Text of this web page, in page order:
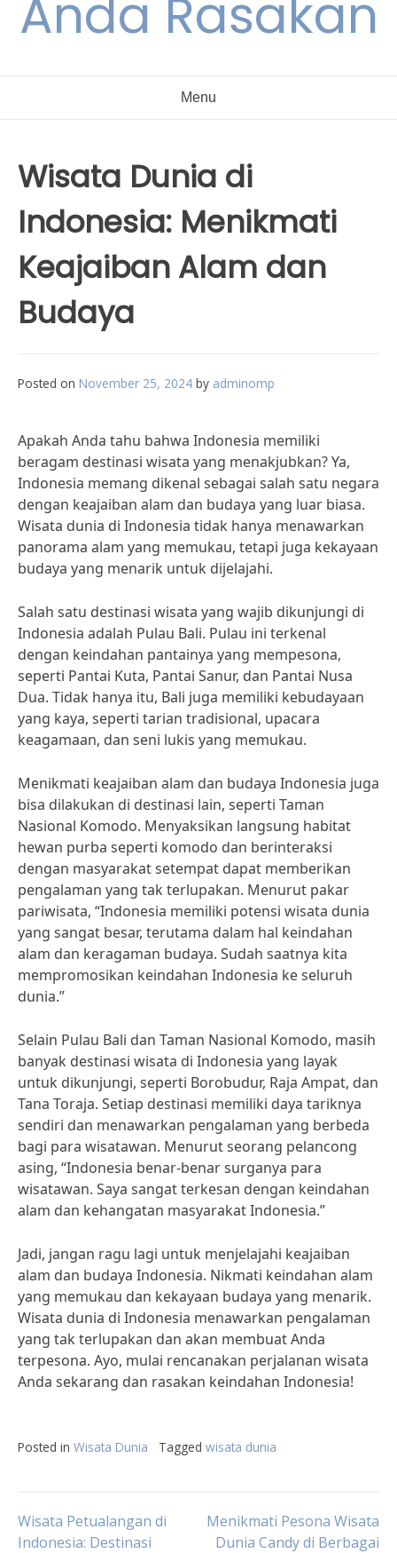
Anda Rasakan
Menu
Wisata Dunia di
Indonesia: Menikmati
Keajaiban Alam dan
Budaya
Posted on November 25, 2024 by adminomp
Apakah Anda tahu bahwa Indonesia memiliki
beragam destinasi wisata yang menakjubkan? Ya,
Indonesia memang dikenal sebagai salah satu negara
dengan keajaiban alam dan budaya yang luar biasa.
Wisata dunia di Indonesia tidak hanya menawarkan
panorama alam yang memukau, tetapi juga kekayaan
budaya yang menarik untuk dijelajahi.
Salah satu destinasi wisata yang wajib dikunjungi di
Indonesia adalah Pulau Bali. Pulau ini terkenal
dengan keindahan pantainya yang mempesona,
seperti Pantai Kuta, Pantai Sanur, dan Pantai Nusa
Dua. Tidak hanya itu, Bali juga memiliki kebudayaan
yang kaya, seperti tarian tradisional, upacara
keagamaan, dan seni lukis yang memukau.
Menikmati keajaiban alam dan budaya Indonesia juga
bisa dilakukan di destinasi lain, seperti Taman
Nasional Komodo. Menyaksikan langsung habitat
hewan purba seperti komodo dan berinteraksi
dengan masyarakat setempat dapat memberikan
pengalaman yang tak terlupakan. Menurut pakar
pariwisata, “Indonesia memiliki potensi wisata dunia
yang sangat besar, terutama dalam hal keindahan
alam dan keragaman budaya. Sudah saatnya kita
mempromosikan keindahan Indonesia ke seluruh
dunia.”
Selain Pulau Bali dan Taman Nasional Komodo, masih
banyak destinasi wisata di Indonesia yang layak
untuk dikunjungi, seperti Borobudur, Raja Ampat, dan
Tana Toraja. Setiap destinasi memiliki daya tariknya
sendiri dan menawarkan pengalaman yang berbeda
bagi para wisatawan. Menurut seorang pelancong
asing, “Indonesia benar-benar surganya para
wisatawan. Saya sangat terkesan dengan keindahan
alam dan kehangatan masyarakat Indonesia.”
Jadi, jangan ragu lagi untuk menjelajahi keajaiban
alam dan budaya Indonesia. Nikmati keindahan alam
yang memukau dan kekayaan budaya yang menarik.
Wisata dunia di Indonesia menawarkan pengalaman
yang tak terlupakan dan akan membuat Anda
terpesona. Ayo, mulai rencanakan perjalanan wisata
Anda sekarang dan rasakan keindahan Indonesia!
Posted in Wisata Dunia Tagged wisata dunia
Post
Wisata Petualangan di
Indonesia: Destinasi
Menikmati Pesona Wisata
Dunia Candy di Berbagai